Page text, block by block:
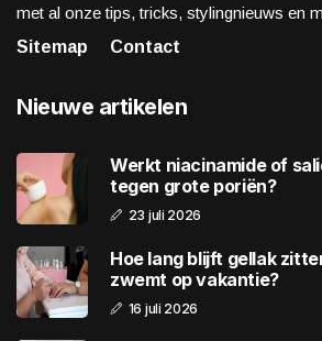
met al onze tips, tricks, stylingnieuws en
Sitemap
Contact
Nieuwe artikelen
Werkt niacinamide of
tegen grote poriën?
23 juli 2026
Hoe lang blijft gellak
zwemt op vakantie?
16 juli 2026